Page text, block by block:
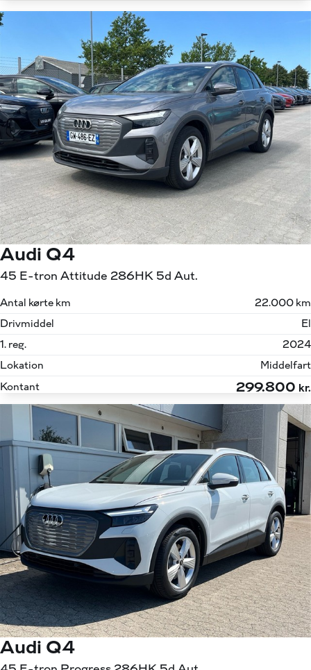
Audi Q4
45 E-tron Attitude 286HK 5d Aut.
Antal kørte km
22.000 km
Drivmiddel
El
1. reg.
2024
Lokation
Middelfart
Kontant
299.800 kr.
Audi Q4